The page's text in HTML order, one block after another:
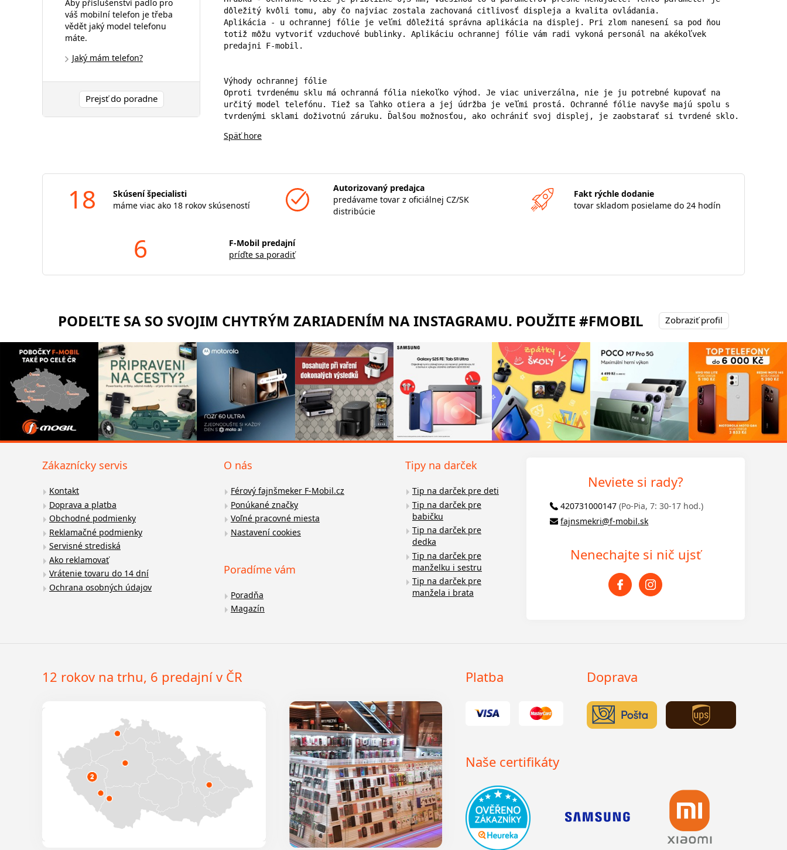
Aby příslušenství padlo pro
váš mobilní telefon je třeba
vědět jaký model telefonu
máte.
Jaký mám telefon?
Prejsť do poradne
dôležitý kvôli tomu, aby čo najviac zostala zachovaná citlivosť displeja a kvalita ovládania.
Aplikácia - u ochrannej fólie je veľmi dôležitá správna aplikácia na displej. Pri zlom nanesení sa pod ňou
totiž môžu vytvoriť vzduchové bublinky. Aplikáciu ochrannej fólie vám radi vykoná personál na akékoľvek
predajni F-mobil.
Výhody ochrannej fólie
Oproti tvrdenému sklu má ochranná fólia niekoľko výhod. Je viac univerzálna, nie je ju potrebné kupovať na
určitý model telefónu. Tiež sa ľahko otiera a jej údržba je veľmi prostá. Ochranné fólie navyše majú spolu s
tvrdenými sklami doživotnú záruku. Ďalšou možnosťou, ako ochrániť svoj displej, je zaobstarať si tvrdené sklo.
Späť hore
18
Skúsení špecialisti
máme viac ako 18 rokov skúseností
Autorizovaný predajca
predávame tovar z oficiálnej CZ/SK
distribúcie
Fakt rýchle dodanie
tovar skladom posielame do 24 hodín
6
F-Mobil predajní
príďte sa poradiť
PODEĽTE SA SO SVOJIM CHYTRÝM ZARIADENÍM NA INSTAGRAMU. POUŽITE #FMOBIL Zobraziť profil
Zákaznícky servis
Kontakt
Doprava a platba
Obchodné podmienky
Reklamačné podmienky
Servisné strediská
Ako reklamovať
Vrátenie tovaru do 14 dní
Ochrana osobných údajov
O nás
Férový fajnšmeker F-Mobil.cz
Ponúkané značky
Voľné pracovné miesta
Nastavení cookies
Poradíme vám
Poradňa
Magazín
Tipy na darček
Tip na darček pre deti
Tip na darček pre
babičku
Tip na darček pre
dedka
Tip na darček pre
manželku i sestru
Tip na darček pre
manžela i brata
Neviete si rady?
420731000147 (Po-Pia, 7: 30-17 hod.)
fajnsmekri@f-mobil.sk
Nenechajte si nič ujsť
12 rokov na trhu, 6 predajní v ČR Platba Doprava
Naše certifikáty